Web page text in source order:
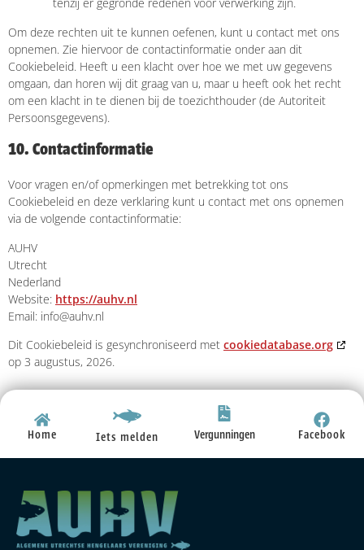
Om deze rechten uit te kunnen oefenen, kunt u contact met ons
opnemen. Zie hiervoor de contactinformatie onder aan dit
Cookiebeleid. Heeft u een klacht over hoe we met uw gegevens
omgaan, dan horen wij dit graag van u, maar u heeft ook het recht
om een klacht in te dienen bij de toezichthouder (de Autoriteit
Persoonsgegevens).
10. Contactinformatie
Voor vragen en/of opmerkingen met betrekking tot ons
Cookiebeleid en deze verklaring kunt u contact met ons opnemen
via de volgende contactinformatie:
AUHV
Utrecht
Nederland
Website: https://auhv.nl
Email: info@auhv.nl
Dit Cookiebeleid is gesynchroniseerd met cookiedatabase.org
op 3 augustus, 2026.
Home Iets melden Vergunningen Facebook